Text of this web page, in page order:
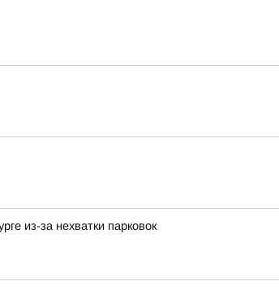
из-за нехватки парковок